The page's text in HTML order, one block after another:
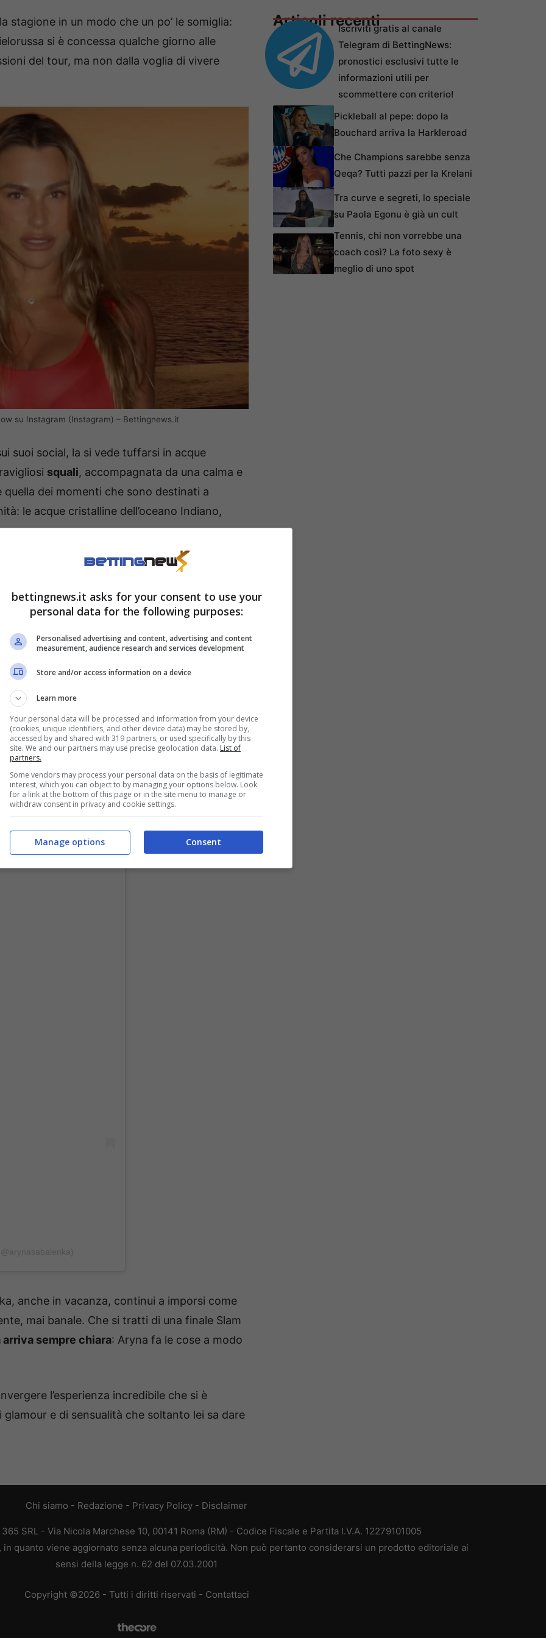
stagione in un modo che un po’ le somiglia:
si è concessa qualche giorno alle
del tour, ma non dalla voglia di vivere
su Instagram (Instagram) – Bettingnews.it
suoi social, la si vede tuffarsi in acque
squali, accompagnata da una calma e
quella dei momenti che sono destinati a
le acque cristalline dell’oceano Indiano,
di migliaia di persone nel giro di
parliamo d’impresa perché, diciamoci la
– di nuotare con gli squali. Dall’altra,
inosservato
maldiviano che ha
thong bottomdi colore beige che, offrendo uno
esprime in toto la sicurezza che ha
così come la voglia di mostrarsi senza filtri.
anche in vacanza, continui a imporsi come
mai banale. Che si tratti di una finale Slam
arriva sempre chiara: Aryna fa le cose a modo
l’esperienza incredibile che si è
e di sensualità che soltanto lei sa dare
Articoli recentiIscriviti gratis al canale
Telegram di BettingNews:
pronostici esclusivi tutte le
informazioni utili per
scommettere con criterio!
Pickleball al pepe: dopo la
Bouchard arriva la Harkleroad
Che Champions sarebbe senza
Qeqa? Tutti pazzi per la Krelani
Tra curve e segreti, lo speciale
su Paola Egonu è già un cult
Tennis, chi non vorrebbe una
coach così? La foto sexy è
meglio di uno spot
Chi siamo - Redazione - Privacy Policy - Disclaimer
SRL - Via Nicola Marchese 10, 00141 Roma (RM) - Codice Fiscale e Partita I.V.A. 12279101005
quanto viene aggiornato senza alcuna periodicità. Non può pertanto considerarsi un prodotto editoriale ai
sensi della legge n. 62 del 07.03.2001
Copyright ©2026 - Tutti i diritti riservati - Contattaci
bettingnews.it asks for your consent to use your
personal data for the following purposes:
Personalised advertising and content, advertising and content
measurement, audience research and services development
Store and/or access information on a device
Learn more
Your personal data will be processed and information from your device
(cookies, unique identifiers, and other device data) may be stored by,
accessed by and shared with 319 partners, or used specifically by this
site. We and our partners may use precise geolocation data. List of
partners.
Some vendors may process your personal data on the basis of legitimate
interest, which you can object to by managing your options below. Look
for a link at the bottom of this page or in the site menu to manage or
withdraw consent in privacy and cookie settings.
Consent
Manage options